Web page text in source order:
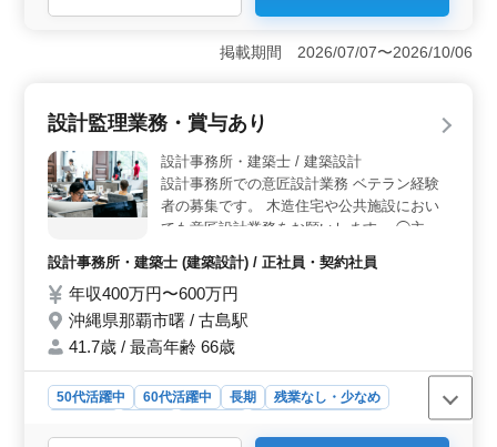
構造設計業務に関するものです。集合住宅、店舗、工
場、学校、公営住宅など、多様な建築案件に携わること
ができます。施主打ち合わせや現地調査、構造計算や構
力＞ この求人では、作業着の支給や交通費の支給、資
ています。駅徒歩圏内での勤務が可能であり、週休2日制
での柔軟な働き方ができます。 ＜給与・福利厚生の
魅力＞ 年収300万円〜600万円という水準の給与が設定
されており、安定した収入を得ることができます。ま
た、通勤手当の支給や福利厚生の充実など、働きやすい
環境が整っています。
掲載期間 2026/07/07〜2026/10/06
設計監理業務・賞与あり
設計事務所・建築士 / 建築設計
設計事務所での意匠設計業務 ベテラン経験
者の募集です。 木造住宅や公共施設におい
ても意匠設計業務をお願いします。 ◯主な
（ＪＷ）建築設計 ・監理業務 ＊通勤手当は
住宅通勤手当として全員に定額支給 現在50
歳以上も活躍している企業です。 ぜひ今ま
での経験を活かして頂ける方のご応募お待ち
設計事務所・建築士 (建築設計) / 正社員・契約社員
年収400万円〜600万円
沖縄県那覇市曙 / 古島駅
41.7歳 / 最高年齢 66歳
50代活躍中 60代活躍中 長期
残業なし・少なめ